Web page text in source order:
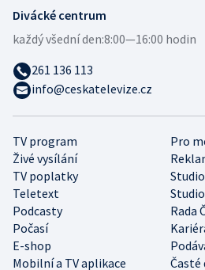
TV program
Pro
Živé vysílání
TV poplatky
Teletext
Podcasty
Rada
Počasí
E-shop
Mobilní a TV aplikace
Časté
Divácké centrum
každý všední den:8:00—16:00 hodin
261 136 113
info@ceskatelevize.cz